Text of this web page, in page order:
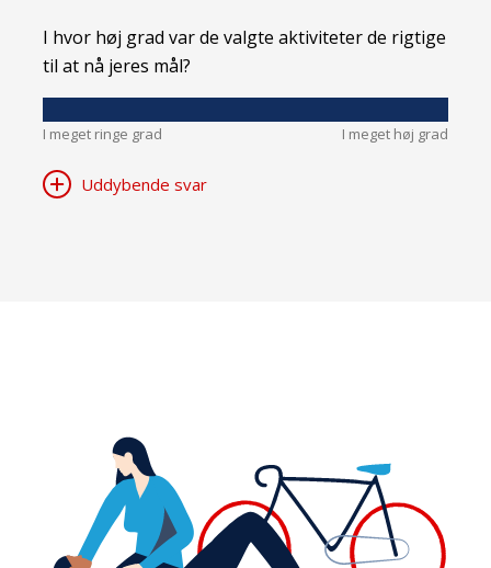
I hvor høj grad var de valgte aktiviteter de rigtige
til at nå jeres mål?
I meget ringe grad I meget høj grad
Uddybende svar